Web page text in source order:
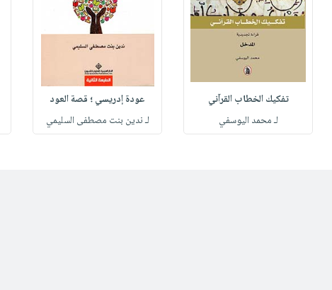
تفكيك الخطاب القرآني
لـ محمد اليوسفي
عودة إدريسي ؛ قصة العود
لـ ندين بنت مصطفى السليمي